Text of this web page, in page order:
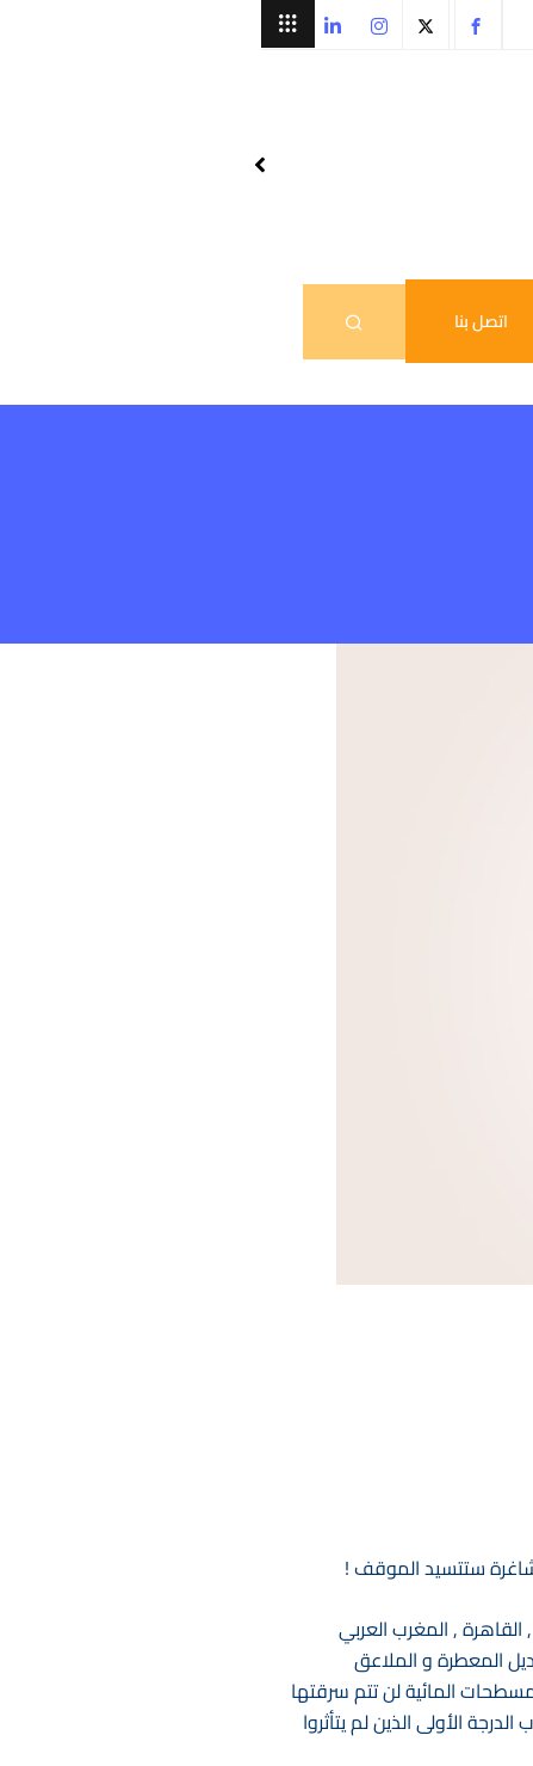
اتصل بنا
ستتسيد الموقف !
, المغرب العربي
المعطرة و الملاعق
المائية لن تتم سرقتها
الأولى الذين لم يتأثروا